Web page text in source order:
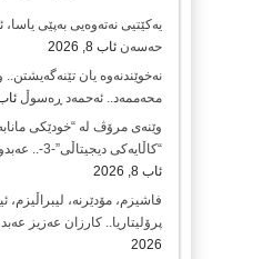
یەکێتیی نەتەوەیی بەپێی
حەسەن ئاب 8, 2026
نەخوێندنەوە یان تێنەگەیشتن..
محەممەد.. ئەحمەد ڕەسوڵ ئاب 8,
وێنەی مرۆڤ لە “خودێکی
“کاڵایەکی دیجیتاڵی”-3-.. عەبدولموتەلیب عەبدوڵڵا
ئاب 8, 2026
فاشیزم، مۆدێرنە، لیبراڵیزم،
پرۆلیتاریا.. کارزان عەزیز
2026